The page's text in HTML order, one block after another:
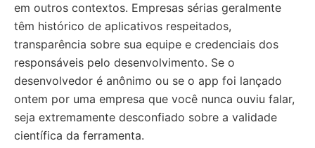
em outros contextos. Empresas sérias geralmente
têm histórico de aplicativos respeitados,
transparência sobre sua equipe e credenciais dos
responsáveis pelo desenvolvimento. Se o
desenvolvedor é anônimo ou se o app foi lançado
ontem por uma empresa que você nunca ouviu falar,
seja extremamente desconfiado sobre a validade
científica da ferramenta.